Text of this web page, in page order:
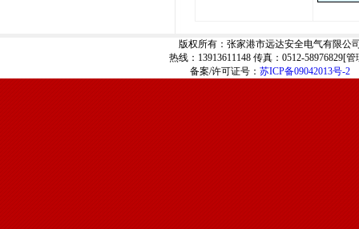
版权所有：张家港市远达安全电气有限公
热线：13913611148 传真：0512-58976829[管
备案/许可证号： 苏ICP备09042013号-2